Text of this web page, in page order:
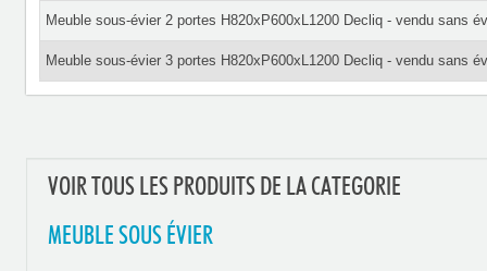
Meuble sous-évier 2 portes H820xP600xL1200 Decliq - vendu sans
Meuble sous-évier 3 portes H820xP600xL1200 Decliq - vendu sans
VOIR TOUS LES PRODUITS DE LA CATEGORIE
MEUBLE SOUS ÉVIER